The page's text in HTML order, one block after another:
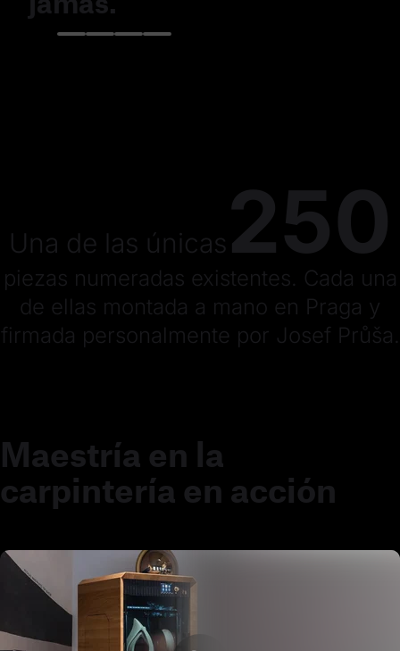
Una de las únicas 250
piezas numeradas existentes. Cada una
de ellas montada a mano en Praga y
firmada personalmente por Josef Průša.
Maestría en la
carpintería en acción